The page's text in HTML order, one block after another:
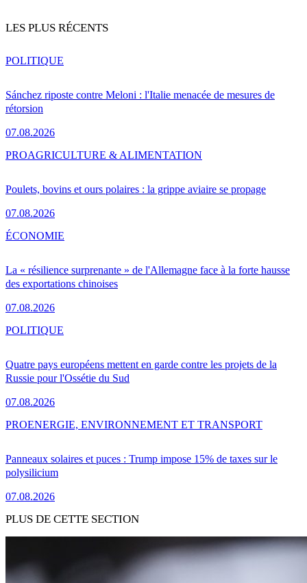
LES PLUS RÉCENTS
Sánchez riposte contre Meloni : l'Italie menacée de mesures de
rétorsion
07.08.2026
POLITIQUE
Poulets, bovins et ours polaires : la grippe aviaire se propage
07.08.2026
PROAGRICULTURE & ALIMENTATION
La « résilience surprenante » de l'Allemagne face à la forte hausse
des exportations chinoises
07.08.2026
ÉCONOMIE
Quatre pays européens mettent en garde contre les projets de la
Russie pour l'Ossétie du Sud
07.08.2026
POLITIQUE
Panneaux solaires et puces : Trump impose 15% de taxes sur le
polysilicium
07.08.2026
PROENERGIE, ENVIRONNEMENT ET TRANSPORT
PLUS DE CETTE SECTION